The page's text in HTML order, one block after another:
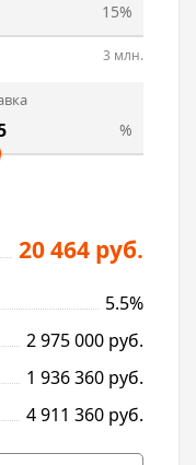
15%
3 млн.
%
20 464 руб.
5.5%
2 975 000 руб.
1 936 360 руб.
4 911 360 руб.